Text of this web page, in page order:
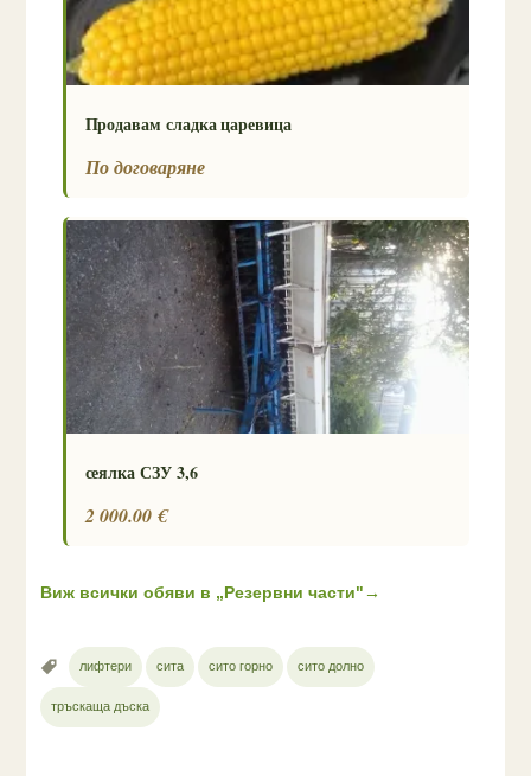
Продавам сладка царевица
По договаряне
сеялка СЗУ 3,6
2 000.00 €
Виж всички обяви в „Резервни части"→
лифтери сита сито горно сито долно
тръскаща дъска